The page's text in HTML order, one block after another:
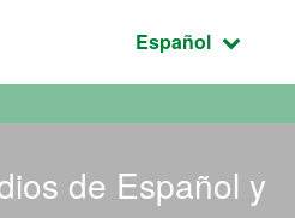
Idioma
Español
de Español y